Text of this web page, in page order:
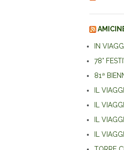
IN
78°
81ª
IL
IL
IL
IL